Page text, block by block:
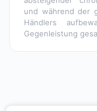
und während der
Händlers
Gegenleistung